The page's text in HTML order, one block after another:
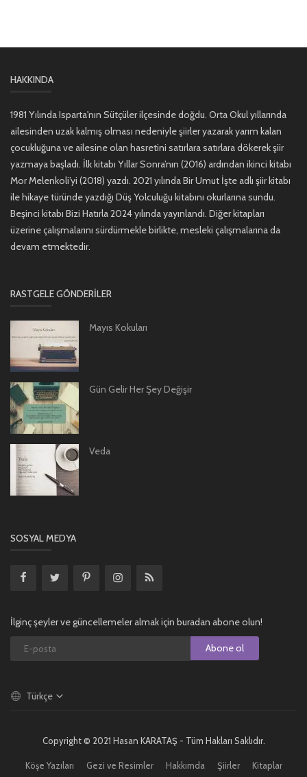
HAKKINDA
1981 Yılında Isparta'nın Sütçüler ilçesinde doğdu. Orta Okul yıllarında
ailesinden uzak kalmış olması nedeniyle şiirler yazarak yarım kalan
çocukluğuna ve ailesine olan hasretini satırlara satırlara dökerek şiir
yazmaya başladı. İlk kitabı Yıllar Sonra’nın (2016) ardından ikinci kitabı
Mor Melenkoli’yi (2018) yazdı. 2021 yılında Bir Umut İşte adlı şiir kitabı
ile hikaye türünde yazdığı Düş Yolculuğu kitabını okurlarına sundu.
Beşinci kitabı Bizi Hatırla 2024 yılında yayınlandı. Diğer kitapları
üzerine çalışmalarını sürdürmekle birlikte, mesleki çalışmalarına da
devam etmektedir.
RASTGELE GÖNDERILER
Mayıs Kokuları
Gün Gelir Her Şey Değişir
Veda
SOSYAL MEDYA
İlginç şeyler ve güncellemeler almak için buradan abone olun!
Abone ol
Türkçe
Copyright © 2021 Hasan KARATAŞ - Tüm Hakları Saklıdır.
Köşe Yazıları Gezi ve Resimler Hakkımda Şiirler Kitaplar